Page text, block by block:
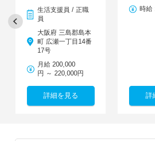
生活支援員 / 正職
員
大阪府 三島郡島本
町 広瀬一丁目14番
17号
月給 200,000
円 ～ 220,000円
詳細を見る
時給
詳